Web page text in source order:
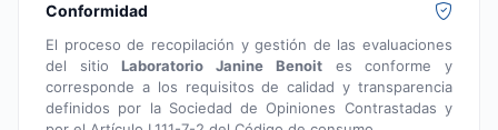
Conformidad
El proceso de recopilación y gestión de las evaluaciones
del sitioLaboratorio Janine Benoites conforme y
corresponde a los requisitos de calidad y transparencia
definidos por la Sociedad de Opiniones Contrastadas y